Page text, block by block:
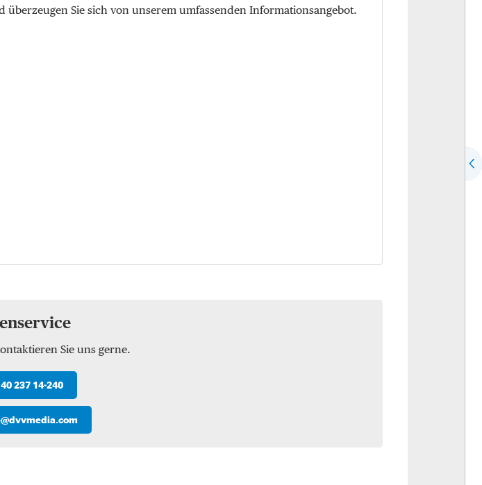
überzeugen Sie sich von unserem umfassenden Informationsangebot.
Sie uns gerne.
237 14-240
@dvvmedia.com